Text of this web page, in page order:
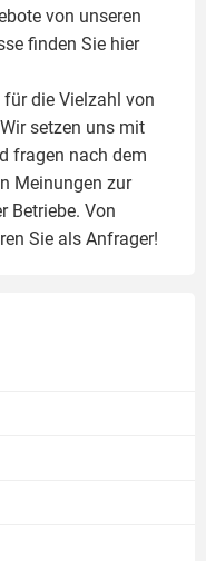
von unseren
finden Sie hier
die Vielzahl von
setzen uns mit
fragen nach dem
Meinungen zur
Betriebe. Von
Sie als Anfrager!